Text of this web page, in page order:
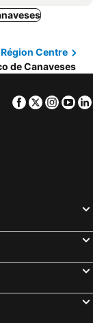
de plage
Région Centre
de Canaveses
Facebook
Twitter